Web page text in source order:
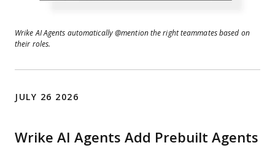
Wrike AI Agents automatically @mention the right teammates based on
their roles.
JULY 26 2026
Wrike AI Agents Add Prebuilt Agents